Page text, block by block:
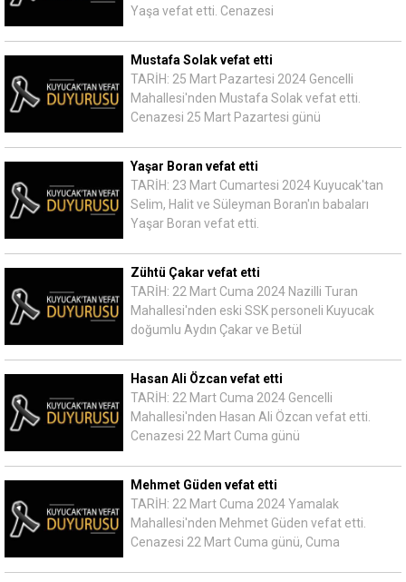
Yaşa vefat etti. Cenazesi
Mustafa Solak vefat etti
TARİH: 25 Mart Pazartesi 2024 Gencelli
Mahallesi'nden Mustafa Solak vefat etti.
Cenazesi 25 Mart Pazartesi günü
Yaşar Boran vefat etti
TARİH: 23 Mart Cumartesi 2024 Kuyucak'tan
Selim, Halit ve Süleyman Boran'ın babaları
Yaşar Boran vefat etti.
Zühtü Çakar vefat etti
TARİH: 22 Mart Cuma 2024 Nazilli Turan
Mahallesi'nden eski SSK personeli Kuyucak
doğumlu Aydın Çakar ve Betül
Hasan Ali Özcan vefat etti
TARİH: 22 Mart Cuma 2024 Gencelli
Mahallesi'nden Hasan Ali Özcan vefat etti.
Cenazesi 22 Mart Cuma günü
Mehmet Güden vefat etti
TARİH: 22 Mart Cuma 2024 Yamalak
Mahallesi'nden Mehmet Güden vefat etti.
Cenazesi 22 Mart Cuma günü, Cuma